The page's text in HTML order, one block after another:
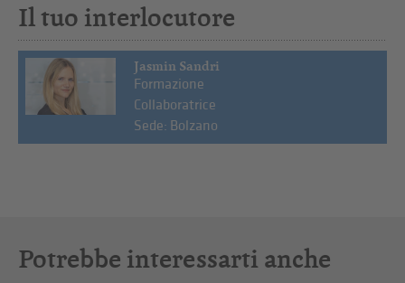
Il tuo interlocutore
Jasmin Sandri
Formazione
Collaboratrice
Sede: Bolzano
Potrebbe interessarti anche